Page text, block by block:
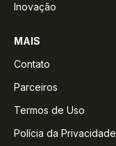
Inovação
MAIS
Contato
Parceiros
Termos de Uso
Polícia da Privacidade